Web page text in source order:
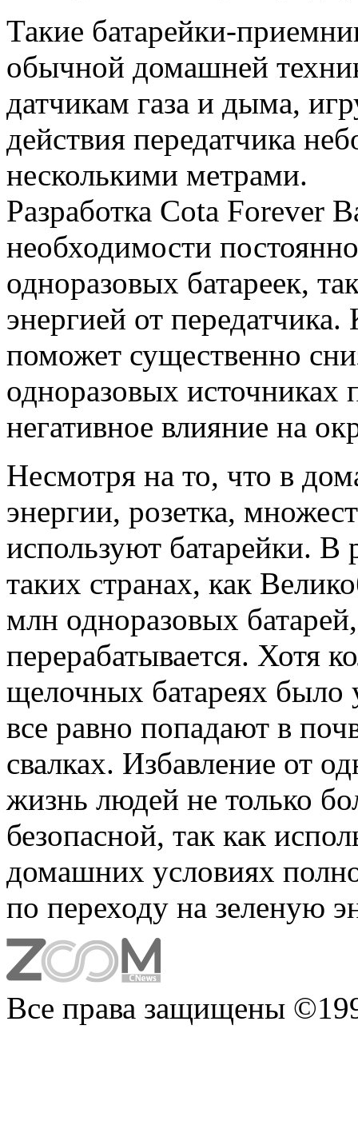
Такие батарейки-
обычной домашней
датчикам газа и дыма,
действия передатчика
несколькими метрами.
Разработка Cota Forever
необходимости
одноразовых батареек,
энергией от
поможет существенно
одноразовых источниках
негативное влияние на
Несмотря на то, что в
энергии, розетка,
используют батарейки. В
таких странах, как
млн одноразовых
перерабатывается. Хотя
щелочных батареях было
все равно попадают в
свалках. Избавление от
жизнь людей не только
безопасной, так как
домашних условиях
по переходу на зеленую
Все права защищены